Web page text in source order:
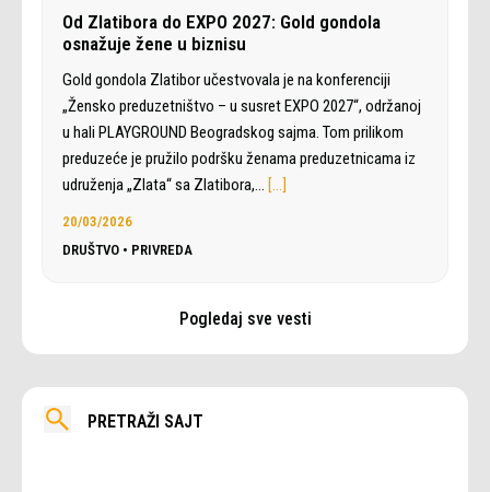
Od Zlatibora do EXPO 2027: Gold gondola
osnažuje žene u biznisu
Gold gondola Zlatibor učestvovala je na konferenciji
„Žensko preduzetništvo – u susret EXPO 2027“, održanoj
u hali PLAYGROUND Beogradskog sajma. Tom prilikom
preduzeće je pružilo podršku ženama preduzetnicama iz
udruženja „Zlata“ sa Zlatibora,… […]
20/03/2026
DRUŠTVO • PRIVREDA
Pogledaj sve vesti
PRETRAŽI SAJT